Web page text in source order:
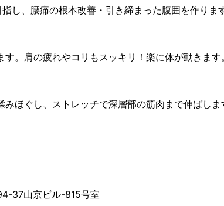
し、腰痛の根本改善・引き締まった腹囲を作ります
。肩の疲れやコリもスッキリ！楽に体が動きます。
ほぐし、ストレッチで深層部の筋肉まで伸ばしま
山京ビル-815号室